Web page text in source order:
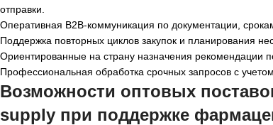
отправки.
Оперативная B2B-коммуникация по документации,
Поддержка повторных циклов закупок и планирования
Ориентированные на страну назначения
Профессиональная обработка срочных запросов с
Возможности оптовых
supply при поддержке